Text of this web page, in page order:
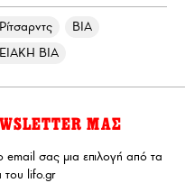
ΒΙΑ
ΒΙΑ
ΜΑΣ
σας μια επιλογή από τα
lifo.gr